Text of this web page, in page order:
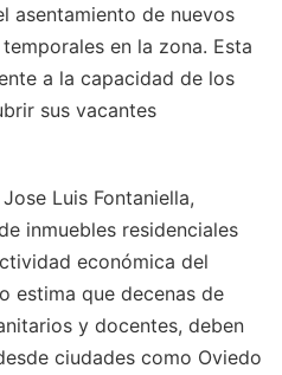
asentamiento de nuevos
en la zona. Esta
a la capacidad de los
sus vacantes
Luis Fontaniella,
inmuebles residenciales
económica del
estima que decenas de
y docentes, deben
ciudades como Oviedo